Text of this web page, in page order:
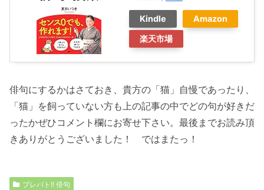
Kindle
Amazon
楽天市場
俳句にするかはさておき、貴方の「猫」自慢であったり、
「猫」を飼っていない方も上の記事の中でどの句が好きだ
ったかぜひコメント欄にお寄せ下さい。最後までお読み頂
きありがとうございました！ ではまたっ！
プレバト!! 俳句